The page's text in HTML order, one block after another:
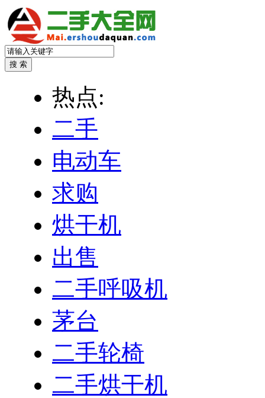
热点:
二手
电动车
求购
烘干机
出售
二手呼吸机
茅台
二手轮椅
二手烘干机